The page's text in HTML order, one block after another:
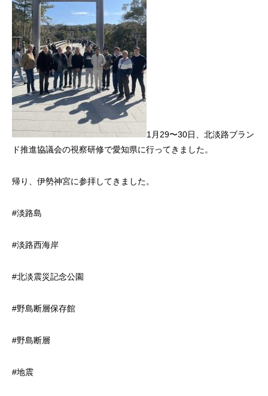
1月29〜30日、北淡路ブラン
ド推進協議会の視察研修で愛知県に行ってきました。
帰り、伊勢神宮に参拝してきました。
#淡路島
#淡路西海岸
#北淡震災記念公園
#野島断層保存館
#野島断層
#地震